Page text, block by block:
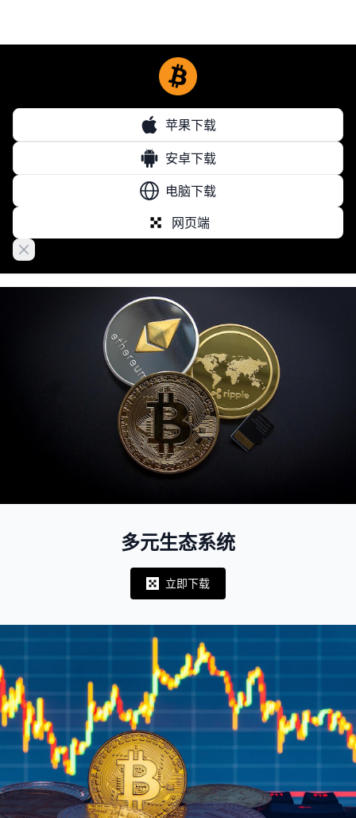
苹果下载
安卓下载
电脑下载
网页端
Close banner
多元生态系统
Notifications
立即下载